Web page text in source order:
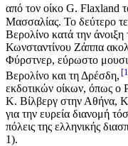
από τον οίκο G. Flaxland
Μασσαλίας. Το δεύτερο
Βερολίνο κατά την
Κωνσταντίνου Ζάππα
Φύρστνερ, εύρωστο
Βερολίνο και τη Δρέσδη,
εκδοτικών οίκων, όπως o
Κ. Βίλβεργ στην Αθήνα,
για την ευρεία διανομή
πόλεις της ελληνικής
1).